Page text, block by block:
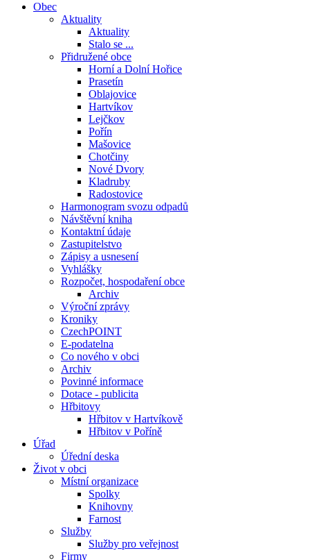
Obec
Aktuality
Aktuality
Stalo se ...
Přidružené obce
Horní a Dolní Hořice
Prasetín
Oblajovice
Hartvíkov
Lejčkov
Pořín
Mašovice
Chotčiny
Nové Dvory
Kladruby
Radostovice
Harmonogram svozu odpadů
Návštěvní kniha
Kontaktní údaje
Zastupitelstvo
Zápisy a usnesení
Vyhlášky
Rozpočet, hospodaření obce
Archiv
Výroční zprávy
Kroniky
CzechPOINT
E-podatelna
Co nového v obci
Archiv
Povinné informace
Dotace - publicita
Hřbitovy
Hřbitov v Hartvíkově
Hřbitov v Poříně
Úřad
Úřední deska
Život v obci
Místní organizace
Spolky
Knihovny
Farnost
Služby
Služby pro veřejnost
Firmy